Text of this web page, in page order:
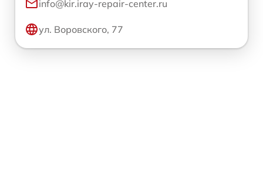
info@kir.iray-repair-center.ru
ул. Воровского, 77